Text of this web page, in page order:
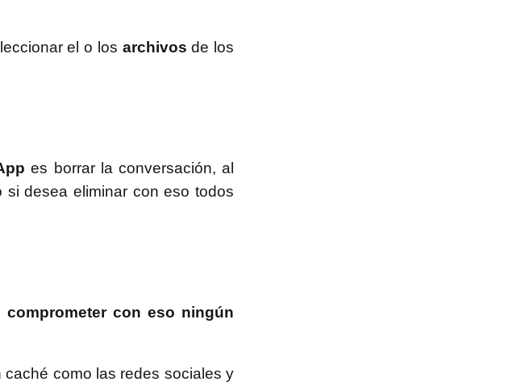
el o los archivos de los
es borrar la conversación, al
si desea eliminar con eso todos
con eso ningún
como las redes sociales y